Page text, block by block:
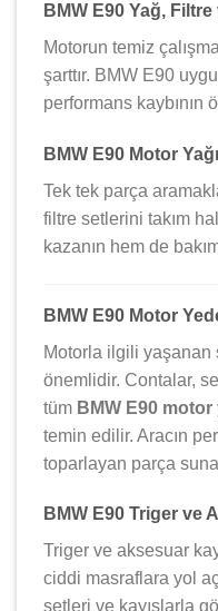
BMW E90 Yağ,
Motorun temiz
şarttır. BMW E90
performans kaybının
BMW E90 Motor
Tek tek parça
filtre setlerini takım
kazanın hem de
BMW E90 Motor
Motorla ilgili yaşanan
önemlidir. Contalar,
tüm BMW E90
temin edilir. Aracın
toparlayan parça
BMW E90 Triger ve
Triger ve aksesuar
ciddi masraflara yol
setleri ve kayışlarla